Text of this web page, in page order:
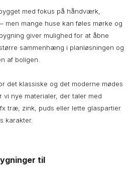
med fokus på håndværk,
men mange huse kan føles mørke og
giver mulighed for at åbne
sammenhæng i planløsningen og
af boligen.
det klassiske og det moderne mødes
vi nye materialer, der taler med
træ, zink, puds eller lette glaspartier
karakter.
til